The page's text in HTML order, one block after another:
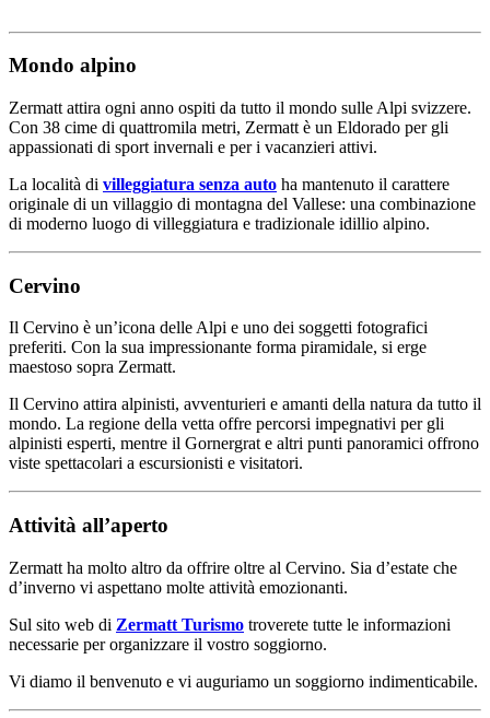
Mondo alpino
Zermatt attira ogni anno ospiti da tutto il mondo sulle Alpi svizzere.
Con 38 cime di quattromila metri, Zermatt è un Eldorado per gli
appassionati di sport invernali e per i vacanzieri attivi.
La località di villeggiatura senza auto ha mantenuto il carattere
originale di un villaggio di montagna del Vallese: una combinazione
di moderno luogo di villeggiatura e tradizionale idillio alpino.
Cervino
Il Cervino è un’icona delle Alpi e uno dei soggetti fotografici
preferiti. Con la sua impressionante forma piramidale, si erge
maestoso sopra Zermatt.
Il Cervino attira alpinisti, avventurieri e amanti della natura da tutto il
mondo. La regione della vetta offre percorsi impegnativi per gli
alpinisti esperti, mentre il Gornergrat e altri punti panoramici offrono
viste spettacolari a escursionisti e visitatori.
Attività all’aperto
Zermatt ha molto altro da offrire oltre al Cervino. Sia d’estate che
d’inverno vi aspettano molte attività emozionanti.
Sul sito web di Zermatt Turismo troverete tutte le informazioni
necessarie per organizzare il vostro soggiorno.
Vi diamo il benvenuto e vi auguriamo un soggiorno indimenticabile.